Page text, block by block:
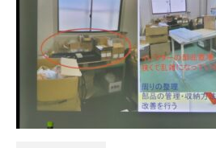
入会方法
会員一覧
活動実績
お問い合わせ・入会